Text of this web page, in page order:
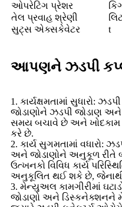
ઓપરેટિંગ પ્રેશર
તેલ પ્રવાહ શ્રેણી
સુટ્સ એક્સકેવેટર
t
આપણને ઝડપી
1. કાર્યક્ષમતામાં સુધારો:
જોડાણોને ઝડપી જોડાણ
સમય બચાવે છે અને ખોદકામ
કરે છે.
2. કાર્ય સુગમતામાં વધારો:
અને જોડાણોને અનુકૂળ રીતે
ઉત્ખનકો વિવિધ કાર્ય
અનુકૂલિત થઈ શકે છે, જેનાથી
3. મેન્યુઅલ કામગીરીમાં
જોડાણો અને ડિસ્કનેક્શનને